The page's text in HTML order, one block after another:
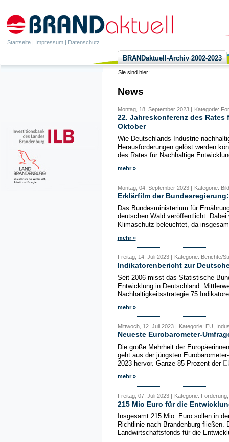
Startseite | Impressum | Datenschutz
BRANDaktuell-Archiv 2002-2023
Sie sind hier:
News
Montag, 18. September 2023 | Kategorie:
22. Jahreskonferenz des Rates
Oktober
Wie Deutschlands Industrie
Herausforderungen gelöst werden
des Rates für Nachhaltige
mehr »
Montag, 04. September 2023 | Kategorie:
Erklärfilm der
Das Bundesministerium für
deutschen Wald veröffentlicht.
Klimaschutz beleuchtet, da
mehr »
Freitag, 14. Juli 2023 | Kategorie: Berichte/
Indikatorenbericht zur
Seit 2006 misst das Statistische
Entwicklung in Deutschland.
Nachhaltigkeitsstrategie 75
mehr »
Mittwoch, 12. Juli 2023 | Kategorie: EU,
Neueste Eurobarometer-
Die große Mehrheit der
geht aus der jüngsten
2023 hervor. Ganze 85 Prozent der
mehr »
Freitag, 07. Juli 2023 | Kategorie:
215 Mio Euro für die
Insgesamt 215 Mio. Euro sollen in
Richtlinie nach Brandenburg fließen.
Landwirtschaftsfonds für die